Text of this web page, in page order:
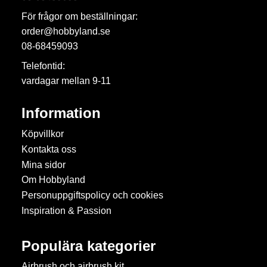
För frågor om beställningar:
order@hobbyland.se
08-68459093
Telefontid:
vardagar mellan 9-11
Information
Köpvillkor
Kontakta oss
Mina sidor
Om Hobbyland
Personuppgiftspolicy och cookies
Inspiration & Passion
Populära kategorier